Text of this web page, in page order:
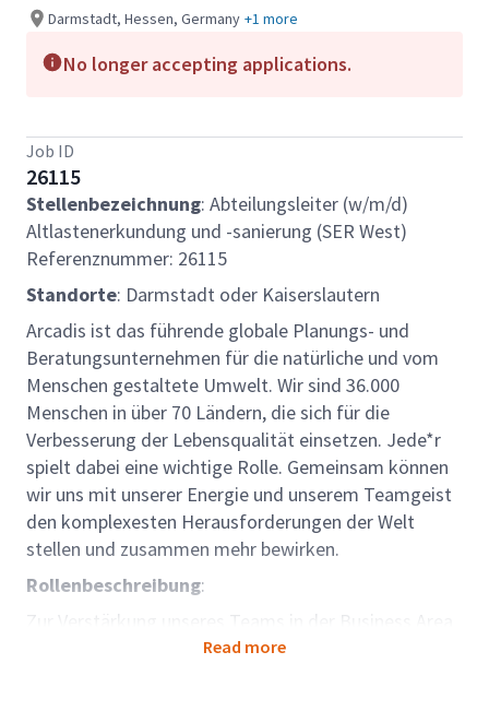
Darmstadt, Hessen, Germany +1 more
No longer accepting applications.
Job ID
26115
Stellenbezeichnung: Abteilungsleiter (w/m/d)
Altlastenerkundung und -sanierung (SER West)
Referenznummer: 26115
Standorte: Darmstadt oder Kaiserslautern
Arcadis ist das führende globale Planungs- und
Beratungsunternehmen für die natürliche und vom
Menschen gestaltete Umwelt. Wir sind 36.000
Menschen in über 70 Ländern, die sich für die
Verbesserung der Lebensqualität einsetzen. Jede*r
spielt dabei eine wichtige Rolle. Gemeinsam können
wir uns mit unserer Energie und unserem Teamgeist
den komplexesten Herausforderungen der Welt
stellen und zusammen mehr bewirken.
Rollenbeschreibung:
Zur Verstärkung unseres Teams in der Business Area
Resilience vorzugsweise in Darmstadt suchen wir Sie
Read more